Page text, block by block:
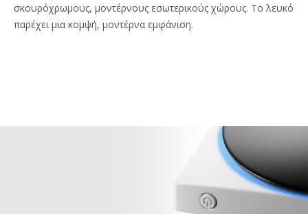
σκουρόχρωμους, μοντέρνους εσωτερικούς χώρους. Το λευκό
παρέχει μια κομψή, μοντέρνα εμφάνιση.